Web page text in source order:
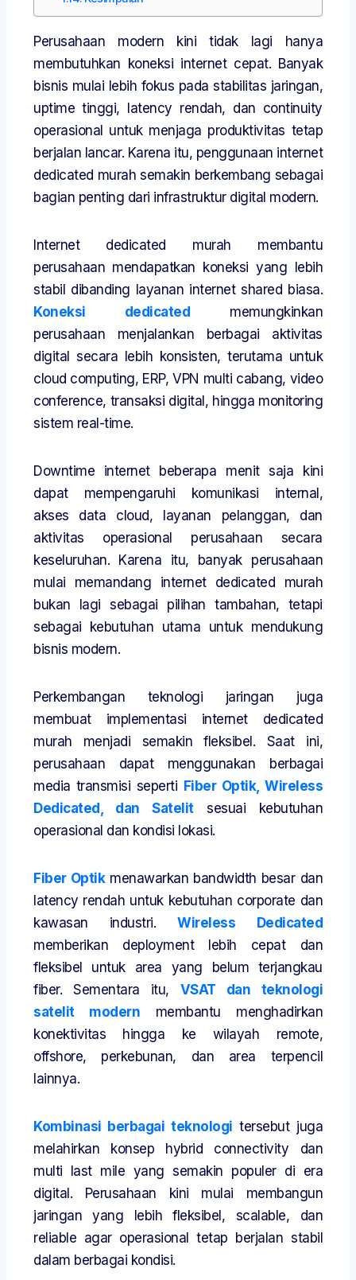
Perusahaan modern kini tidak lagi hanya
membutuhkan koneksi internet cepat. Banyak
bisnis mulai lebih fokus pada stabilitas jaringan,
uptime tinggi, latency rendah, dan continuity
operasional untuk menjaga produktivitas tetap
berjalan lancar. Karena itu, penggunaan internet
dedicated murah semakin berkembang sebagai
bagian penting dari infrastruktur digital modern.
Internet dedicated murah membantu
perusahaan mendapatkan koneksi yang lebih
stabil dibanding layanan internet shared biasa.
Koneksi dedicated memungkinkan
perusahaan menjalankan berbagai aktivitas
digital secara lebih konsisten, terutama untuk
cloud computing, ERP, VPN multi cabang, video
conference, transaksi digital, hingga monitoring
sistem real-time.
Downtime internet beberapa menit saja kini
dapat mempengaruhi komunikasi internal,
akses data cloud, layanan pelanggan, dan
aktivitas operasional perusahaan secara
keseluruhan. Karena itu, banyak perusahaan
mulai memandang internet dedicated murah
bukan lagi sebagai pilihan tambahan, tetapi
sebagai kebutuhan utama untuk mendukung
bisnis modern.
Perkembangan teknologi jaringan juga
membuat implementasi internet dedicated
murah menjadi semakin fleksibel. Saat ini,
perusahaan dapat menggunakan berbagai
media transmisi seperti Fiber Optik, Wireless
Dedicated, dan Satelitsesuai kebutuhan
operasional dan kondisi lokasi.
Fiber Optikmenawarkan bandwidth besar dan
latency rendah untuk kebutuhan corporate dan
kawasan industri.Wireless Dedicated
memberikan deployment lebih cepat dan
fleksibel untuk area yang belum terjangkau
fiber. Sementara itu, VSAT dan teknologi
satelit modern membantu menghadirkan
konektivitas hingga ke wilayah remote,
offshore, perkebunan, dan area terpencil
lainnya.
Kombinasi berbagai teknologi tersebut juga
melahirkan konsep hybrid connectivity dan
multi last mile yang semakin populer di era
digital. Perusahaan kini mulai membangun
jaringan yang lebih fleksibel, scalable, dan
reliable agar operasional tetap berjalan stabil
dalam berbagai kondisi.